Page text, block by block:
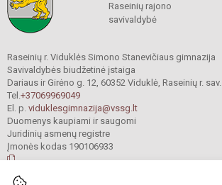
Raseinių rajono
savivaldybė
Raseinių r. Viduklės Simono Stanevičiaus gimnazija
Savivaldybės biudžetinė įstaiga
Dariaus ir Girėno g. 12, 60352 Viduklė, Raseinių r. sav.
Tel.+37069969049
El. p. viduklesgimnazija@vssg.lt
Duomenys kaupiami ir saugomi
Juridinių asmenų registre
Įmonės kodas 190106933